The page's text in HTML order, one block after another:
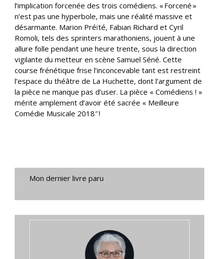
l’implication forcenée des trois comédiens. « Forcené »
n’est pas une hyperbole, mais une réalité massive et
désarmante. Marion Préïté, Fabian Richard et Cyril
Romoli, tels des sprinters marathoniens, jouent à une
allure folle pendant une heure trente, sous la direction
vigilante du metteur en scène Samuel Séné. Cette
course frénétique frise l’inconcevable tant est restreint
l’espace du théâtre de La Huchette, dont l’argument de
la pièce ne manque pas d’user. La pièce « Comédiens ! »
mérite amplement d’avoir été sacrée « Meilleure
Comédie Musicale 2018″ !
Mon dernier livre paru